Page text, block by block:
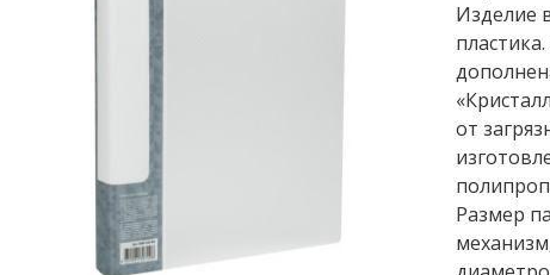
Изделие
от
Размер